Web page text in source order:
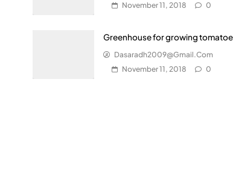
November 11, 2018
0
Greenhouse for growing
Dasaradh2009@gmail.com
November 11, 2018
0